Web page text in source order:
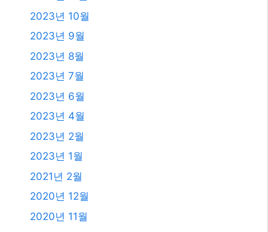
2021년 2월
2020년 12월
2020년 11월
2020년 9월
2020년 5월
2020년 4월
2019년 11월
2019년 8월
2019년 7월
2018년 12월
2018년 8월
2018년 6월